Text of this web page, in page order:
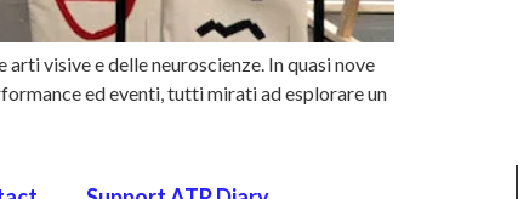
visive e delle neuroscienze. In quasi nove
ed eventi, tutti mirati ad esplorare un